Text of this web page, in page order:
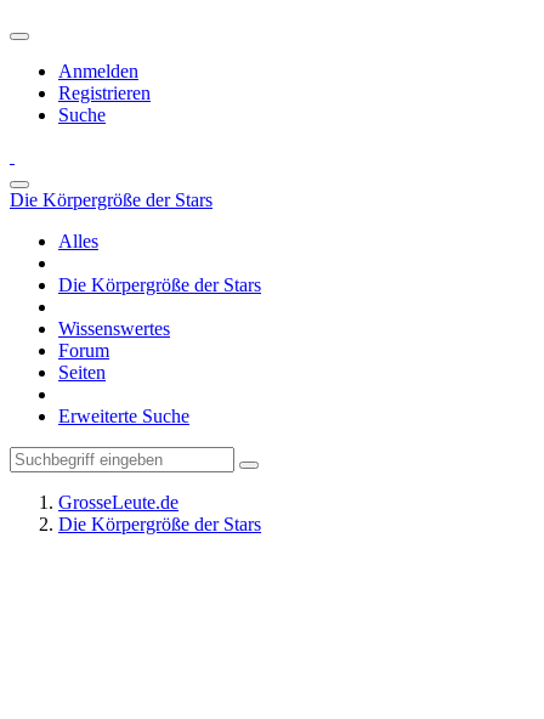
Anmelden
Registrieren
Suche
Die Körpergröße der Stars
Alles
Die Körpergröße der Stars
Wissenswertes
Forum
Seiten
Erweiterte Suche
GrosseLeute.de
Die Körpergröße der Stars